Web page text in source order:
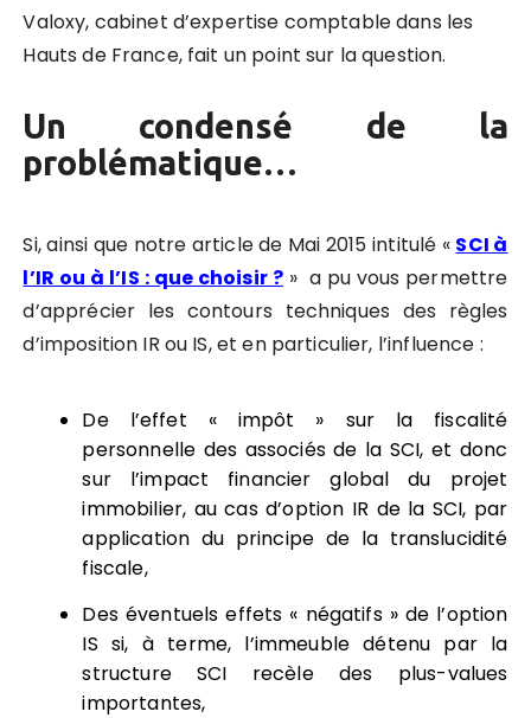
Valoxy, cabinet d’expertise comptable dans les
Hauts de France, fait un point sur la question.
Un condensé de la
problématique…
Si, ainsi que notre article de Mai 2015 intitulé « SCI à
l’IR ou à l’IS : que choisir ?» a pu vous permettre
d’apprécier les contours techniques des règles
d’imposition IR ou IS, et en particulier, l’influence :
De l’effet « impôt » sur la fiscalité
personnelle des associés de la SCI, et donc
sur l’impact financier global du projet
immobilier, au cas d’option IR de la SCI, par
application du principe de la translucidité
fiscale,
Des éventuels effets « négatifs » de l’option
IS si, à terme, l’immeuble détenu par la
structure SCI recèle des plus-values
importantes,